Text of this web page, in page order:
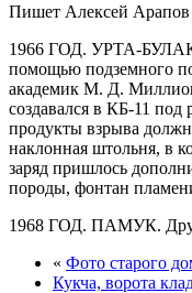
Пишет Алексей
1966 ГОД. УРТА-БУЛАК.
помощью подземного
академик М. Д.
создавался в КБ-11
продукты взрыва
наклонная штольня, в
заряд пришлось
породы, фонтан
1968 ГОД. ПАМУК.
« Фото старого
Кукча, ворота